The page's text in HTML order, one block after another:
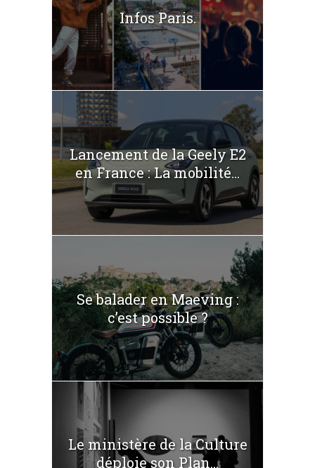
Infos Paris.
Lancement de la Geely E2
en France : La mobilité...
Se balader en Maeving :
c’est possible ?
Le ministère de la Culture
déploie son Plan...